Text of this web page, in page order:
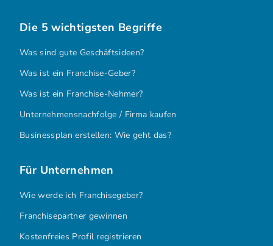
Die 5 wichtigsten Begriffe
Was sind gute Geschäftsideen?
Was ist ein Franchise-Geber?
Was ist ein Franchise-Nehmer?
Unternehmensnachfolge / Firma kaufen
Businessplan erstellen: Wie geht das?
Für Unternehmen
Wie werde ich Franchisegeber?
Franchisepartner gewinnen
Kostenfreies Profil registrieren